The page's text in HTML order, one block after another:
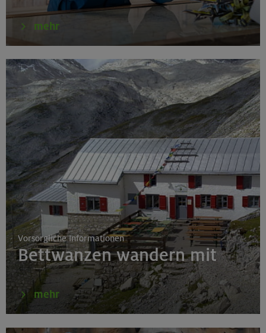
Klettertreff indoor
17.-19.08.26
Schwarzenstein 3369 m und Schönbichler Horn 3133
m
Zillertaler Alpen
16.08.26
Schinder 1808 m
Bayerische Voralpen (Schlierseer Berge)
17./18./19.08.26
Aufbaukurs Klettern indoor (3 Termine)
mehr
Vorsorgliche Informationen
Bettwanzen wandern mit
mehr